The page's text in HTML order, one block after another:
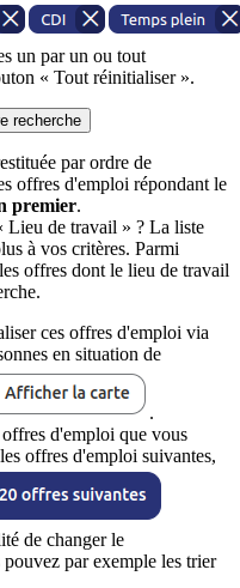
un par un ou tout
« Tout réinitialiser ».
recherche
par ordre de
offres d'emploi répondant le
premier.
Lieu de travail » ? La liste
à vos critères. Parmi
offres dont le lieu de travail
ces offres d'emploi via
en situation de
.
d'emploi que vous
offres d'emploi suivantes,
de changer le
par exemple les trier